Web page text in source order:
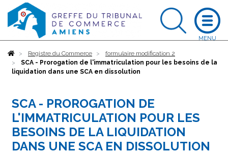
AccueilRegistre du Commerce
formulaire modification 2
SCA - Prorogation de l'immatriculation pour les besoins de la
liquidation dans une SCA en dissolution
SCA - PROROGATION DE
L'IMMATRICULATION POUR LES
BESOINS DE LA LIQUIDATION
DANS UNE SCA EN DISSOLUTION